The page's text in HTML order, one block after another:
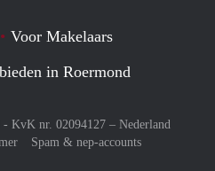
Voor Makelaars
in Roermond
- KvK nr. 02094127 – Nederland
Spam & nep-accounts